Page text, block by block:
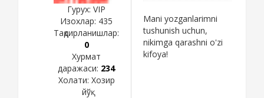
Гурух: VIP
Изохлар: 435
Тақдирланишлар:
0
Хурмат
даражаси: 234
Холати: Хозир
йўқ
Mani yozganlarimni
tushunish uchun,
nikimga qarashni o'zi
kifoya!